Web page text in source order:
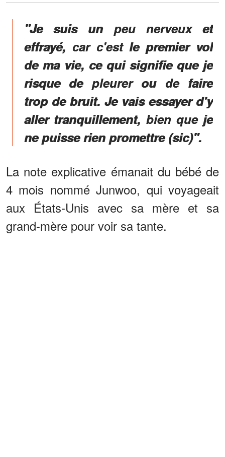
"Je suis un peu nerveux et
effrayé, car c'est le premier vol
de ma vie, ce qui signifie que je
risque de pleurer ou de faire
trop de bruit. Je vais essayer d'y
aller tranquillement, bien que je
ne puisse rien promettre (sic)".
La note explicative émanait du bébé de
4 mois nommé Junwoo, qui voyageait
aux États-Unis avec sa mère et sa
grand-mère pour voir sa tante.